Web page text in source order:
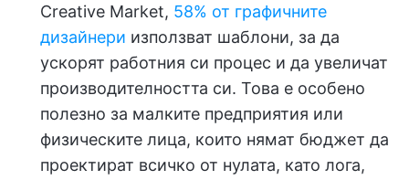
Creative Market, 58% от графичните
дизайнери използват шаблони, за да
ускорят работния си процес и да увеличат
производителността си. Това е особено
полезно за малките предприятия или
физическите лица, които нямат бюджет да
проектират всичко от нулата, като лога,